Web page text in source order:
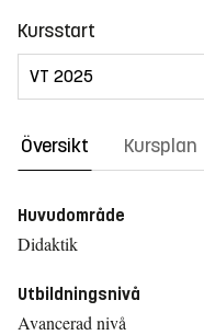
Kursstart
Översikt Kursplan
Huvudområde
Didaktik
Utbildningsnivå
Avancerad nivå